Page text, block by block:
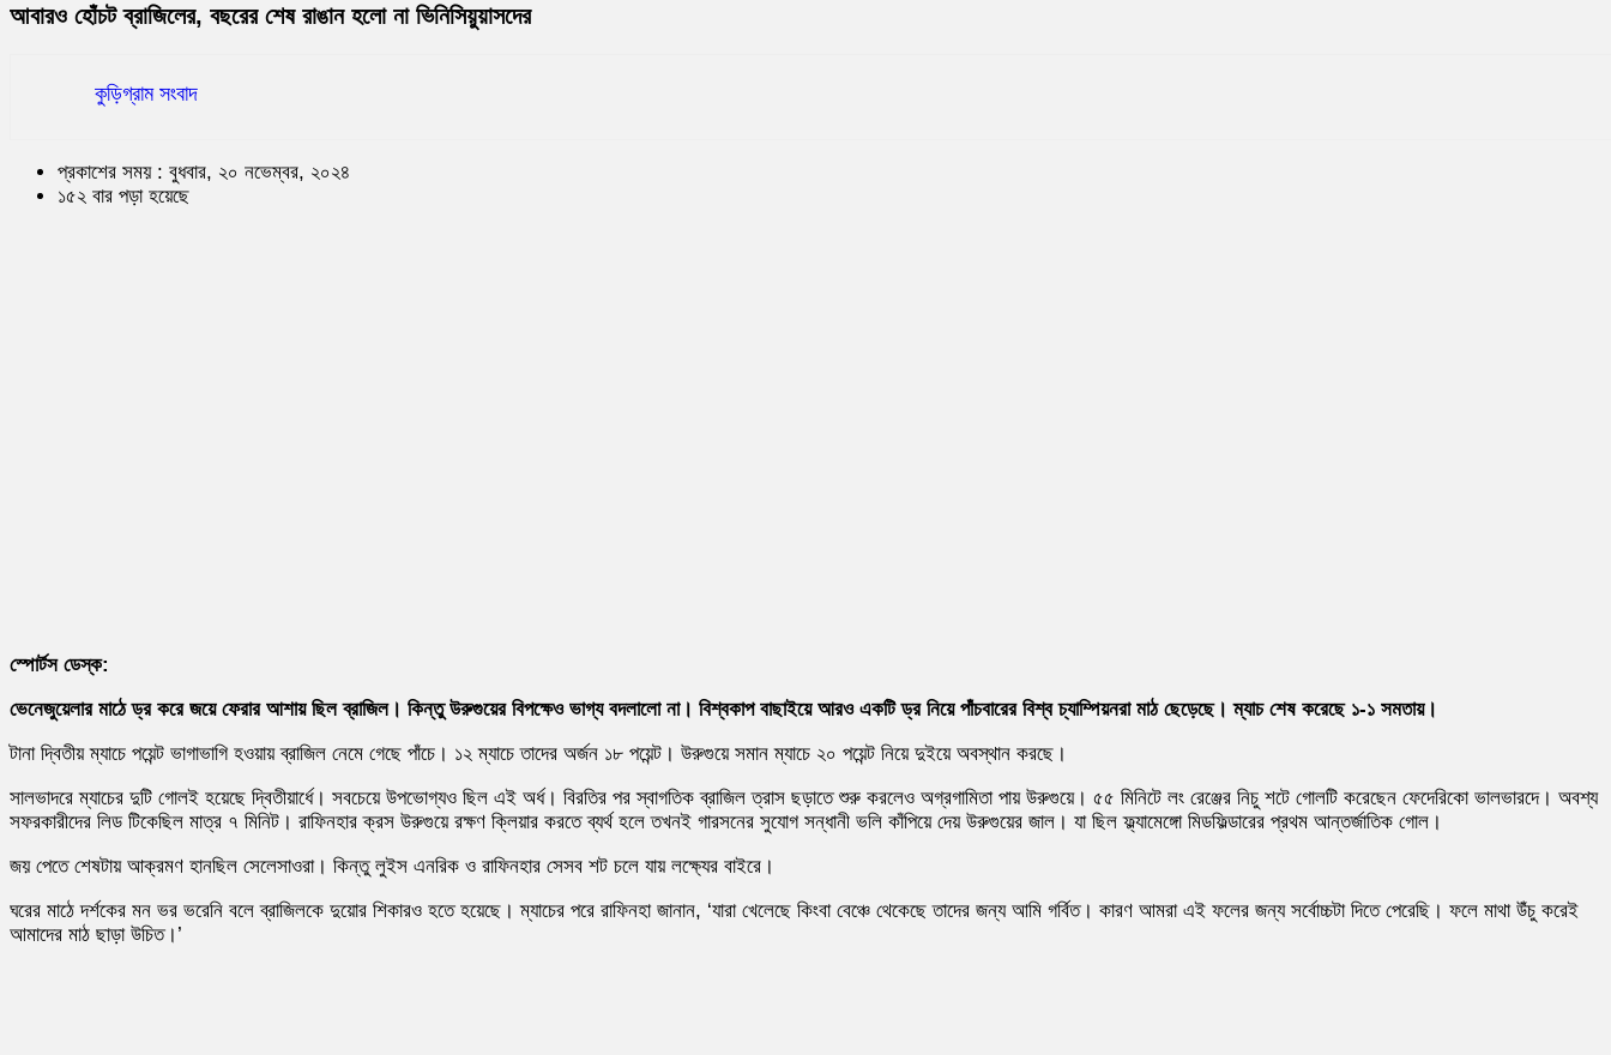
আবারও হোঁচট ব্রাজিলের, বছরের শেষ রাঙান হলো না ভিনিসিয়ুয়াসদের
কুড়িগ্রাম সংবাদ
প্রকাশের সময় : বুধবার, ২০ নভেম্বর, ২০২৪
১৫২ বার পড়া হয়েছে
স্পোর্টস ডেস্ক:
ভেনেজুয়েলার মাঠে ড্র করে জয়ে ফেরার আশায় ছিল ব্রাজিল। কিন্তু উরুগুয়ের বিপক্ষেও ভাগ্য বদলালো না। বিশ্বকাপ বাছাইয়ে আরও একটি ড্র নিয়ে পাঁচবারের বিশ্ব চ্যাম্পিয়নরা মাঠ ছেড়েছে। ম্যাচ শেষ করেছে ১-১ সমতায়।
টানা দ্বিতীয় ম্যাচে পয়েন্ট ভাগাভাগি হওয়ায় ব্রাজিল নেমে গেছে পাঁচে। ১২ ম্যাচে তাদের অর্জন ১৮ পয়েন্ট। উরুগুয়ে সমান ম্যাচে ২০ পয়েন্ট নিয়ে দুইয়ে অবস্থান করছে।
সালভাদরে ম্যাচের দুটি গোলই হয়েছে দ্বিতীয়ার্ধে। সবচেয়ে উপভোগ্যও ছিল এই অর্ধ। বিরতির পর স্বাগতিক ব্রাজিল ত্রাস ছড়াতে শুরু করলেও অগ্রগামিতা পায় উরুগুয়ে। ৫৫ মিনিটে লং রেঞ্জের নিচু শটে গোলটি করেছেন ফেদেরিকো ভালভারদে। অবশ্য
সফরকারীদের লিড টিকেছিল মাত্র ৭ মিনিট। রাফিনহার ক্রস উরুগুয়ে রক্ষণ ক্লিয়ার করতে ব্যর্থ হলে তখনই গারসনের সুযোগ সন্ধানী ভলি কাঁপিয়ে দেয় উরুগুয়ের জাল। যা ছিল ফ্ল্যামেঙ্গো মিডফিল্ডারের প্রথম আন্তর্জাতিক গোল।
জয় পেতে শেষটায় আক্রমণ হানছিল সেলেসাওরা। কিন্তু লুইস এনরিক ও রাফিনহার সেসব শট চলে যায় লক্ষ্যের বাইরে।
ঘরের মাঠে দর্শকের মন ভর ভরেনি বলে ব্রাজিলকে দুয়োর শিকারও হতে হয়েছে। ম্যাচের পরে রাফিনহা জানান, ‘যারা খেলেছে কিংবা বেঞ্চে থেকেছে তাদের জন্য আমি গর্বিত। কারণ আমরা এই ফলের জন্য সর্বোচ্চটা দিতে পেরেছি। ফলে মাথা উঁচু করেই
আমাদের মাঠ ছাড়া উচিত।’